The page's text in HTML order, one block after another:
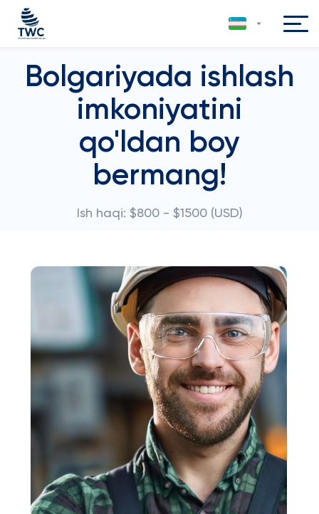
Bolgariyada ishlash
imkoniyatini
qo'ldan boy
bermang!
Ish haqi: $800 - $1500 (USD)